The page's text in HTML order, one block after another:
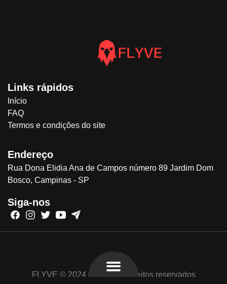
Links rápidos
Início
FAQ
Termos e condições do site
Endereço
Rua Dona Elidia Ana de Campos número 89 Jardim Dom
Bosco, Campinas - SP
Siga-nos
FLYVE © 2024 - Todos os direitos reservados